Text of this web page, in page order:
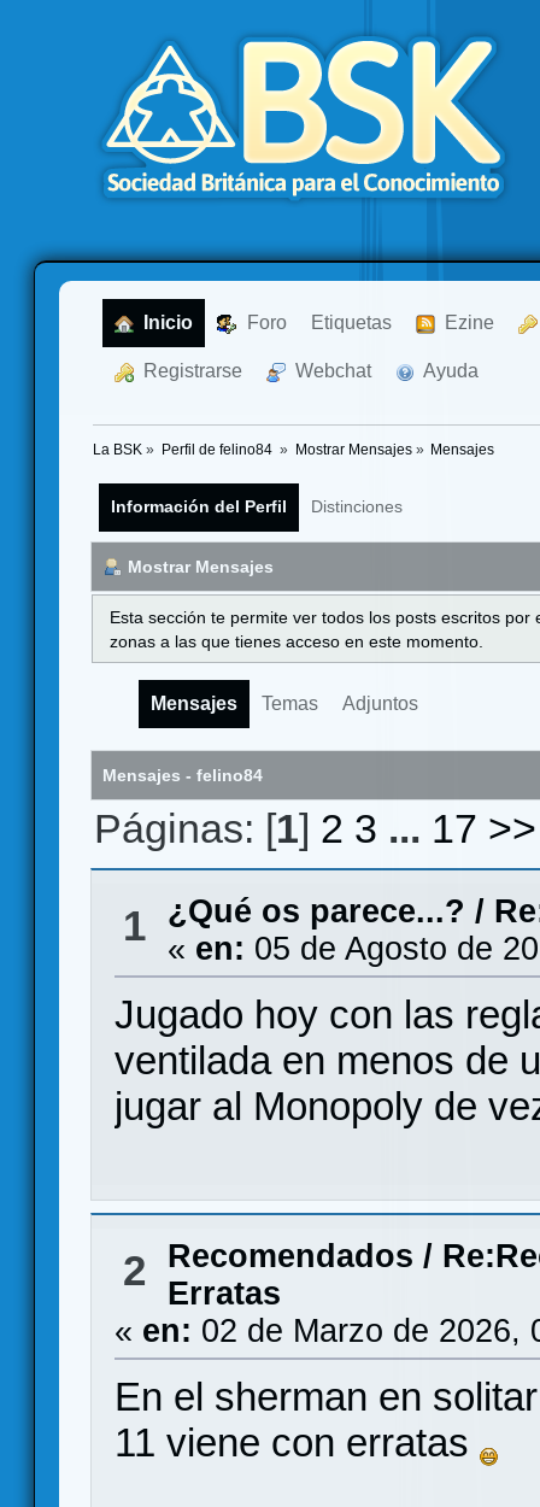
Inicio Foro Etiquetas Ezine
Registrarse Webchat Ayuda
La BSK » Perfil de felino84 » Mostrar Mensajes» Mensajes
Información del Perfil Distinciones
Mostrar Mensajes
Esta sección te permite ver todos los posts escritos
zonas a las que tienes acceso en este momento.
Mensajes Temas Adjuntos
Mensajes - felino84
Páginas: [1] 2 3 ... 17 >>
1 ¿Qué os parece...? /
« en: 05 de Agosto de
Jugado hoy con las
ventilada en menos de
jugar al Monopoly de
2 Recomendados /
Erratas
« en: 02 de Marzo de 2026,
En el sherman en
11 viene con erratas